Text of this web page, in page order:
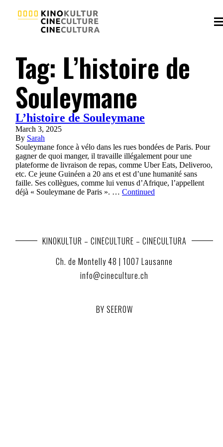
Tag: L’histoire de
Souleymane
L’histoire de Souleymane
March 3, 2025
By Sarah
Souleymane fonce à vélo dans les rues bondées de Paris. Pour
gagner de quoi manger, il travaille illégalement pour une
plateforme de livraison de repas, comme Uber Eats, Deliveroo,
etc. Ce jeune Guinéen a 20 ans et est d’une humanité sans
faille. Ses collègues, comme lui venus d’Afrique, l’appellent
déjà « Souleymane de Paris ». … Continued
KINOKULTUR – CINECULTURE – CINECULTURA
Ch. de Montelly 48 | 1007 Lausanne
info@cineculture.ch
BY SEEROW